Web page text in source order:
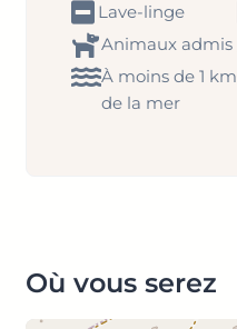
Lave-linge
Animaux admis
À moins de 1 km
de la mer
Où vous serez